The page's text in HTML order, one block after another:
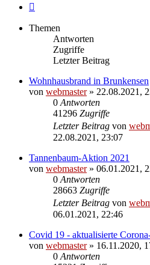
Themen
Antworten
Zugriffe
Letzter Beitrag
Wohnhausbrand in Brunkensen
von webmaster» 22.08.2021,
0 Antworten
41296 Zugriffe
Letzter Beitrag von
22.08.2021, 23:07
Tannenbaum-Aktion 2021
von webmaster» 06.01.2021,
0 Antworten
28663 Zugriffe
Letzter Beitrag von
06.01.2021, 22:46
Covid 19 - aktualisierte
von webmaster» 16.11.2020,
0 Antworten